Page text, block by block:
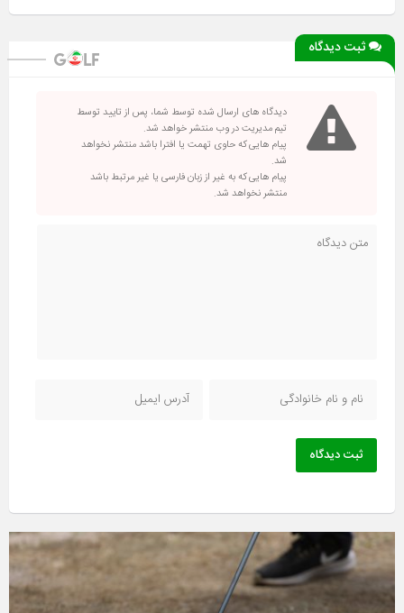
ثبت دیدگاه
دیدگاه های ارسال شده توسط شما، پس از تایید توسط
تیم مدیریت در وب منتشر خواهد شد.
پیام هایی که حاوی تهمت یا افترا باشد منتشر نخواهد
شد.
پیام هایی که به غیر از زبان فارسی یا غیر مرتبط باشد
منتشر نخواهد شد.
ثبت دیدگاه